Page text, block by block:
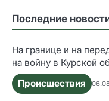
Последние
На границе и на
на войну в Курской
Происшествия